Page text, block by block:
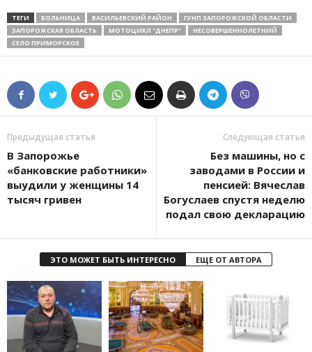
ТЕГИ БОЛЬНИЦА ВАСИЛЬЕВСКИЙ РАЙОН
ГУНП ЗАПОРОЖСКОЙ ОБЛАСТИ
ЗАПОРОЖСКАЯ ОБЛАСТЬ
МОТОЦИКЛ "ДНЕПР"
НЕСОВЕРШЕННОЛЕТНИЙ
СЕЛО ПРИМОРСКОЕ
Предыдущая статья
В Запорожье
«банковские работники»
выудили у женщины 14
тысяч гривен
Следующая статья
Без машины, но с
заводами в России и
пенсией: Вячеслав
Богуслаев спустя неделю
подал свою декларацию
ЭТО МОЖЕТ БЫТЬ ИНТЕРЕСНО ЕЩЕ ОТ АВТОРА